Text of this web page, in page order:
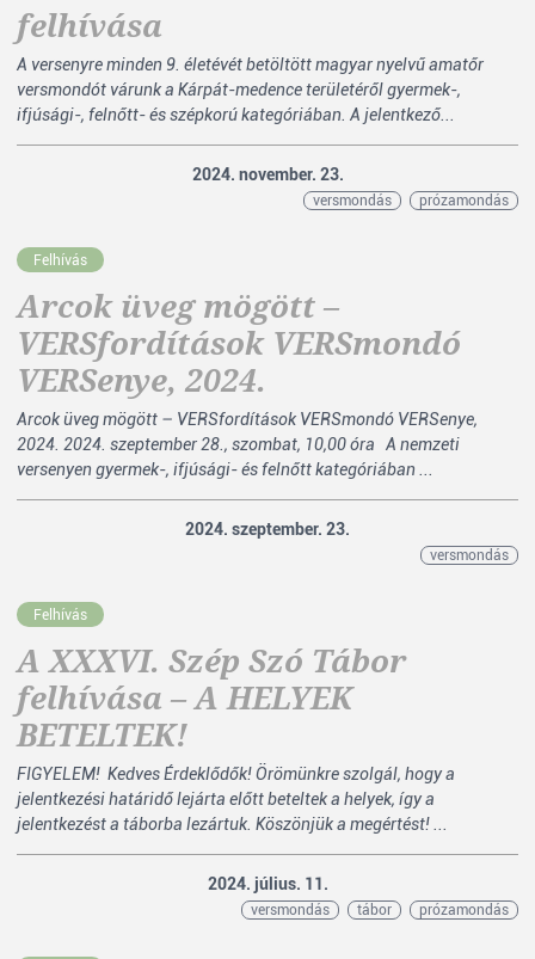
felhívása
A versenyre minden 9. életévét betöltött magyar nyelvű amatőr
versmondót várunk a Kárpát-medence területéről gyermek-,
ifjúsági-, felnőtt- és szépkorú kategóriában. A jelentkező...
2024. november. 23.
versmondás prózamondás
Felhívás
Arcok üveg mögött –
VERSfordítások VERSmondó
VERSenye, 2024.
Arcok üveg mögött – VERSfordítások VERSmondó VERSenye,
2024. 2024. szeptember 28., szombat, 10,00 óra A nemzeti
versenyen gyermek-, ifjúsági- és felnőtt kategóriában ...
2024. szeptember. 23.
versmondás
Felhívás
A XXXVI. Szép Szó Tábor
felhívása – A HELYEK
BETELTEK!
FIGYELEM! Kedves Érdeklődők! Örömünkre szolgál, hogy a
jelentkezési határidő lejárta előtt beteltek a helyek, így a
jelentkezést a táborba lezártuk. Köszönjük a megértést! ...
2024. július. 11.
versmondás tábor prózamondás